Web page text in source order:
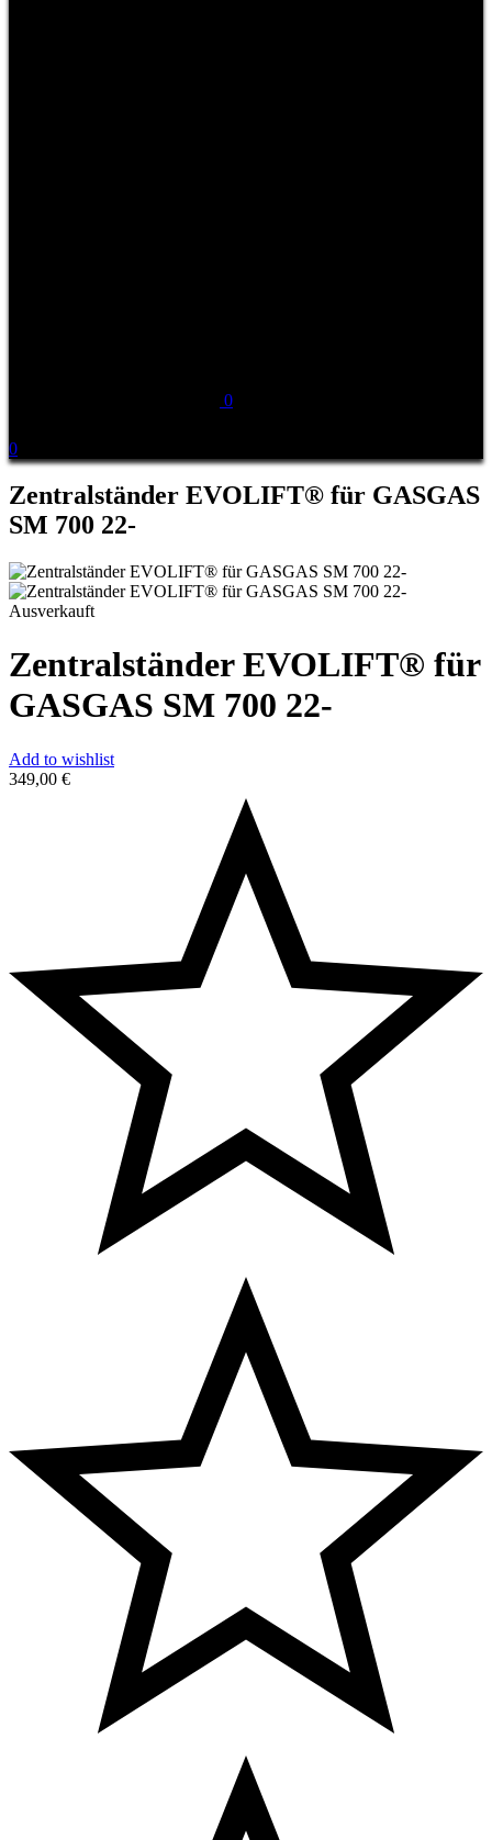
0
0
Zentralständer EVOLIFT® für GASGAS
SM 700 22-
Ausverkauft
Zentralständer EVOLIFT® für
GASGAS SM 700 22-
Add to wishlist
349,00 €